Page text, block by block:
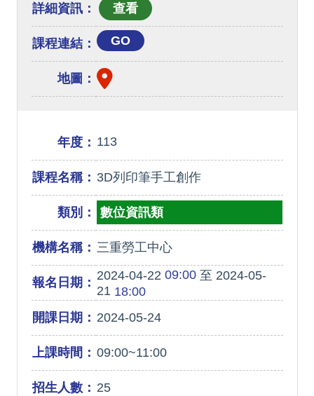
詳細資訊：
課程連結： GO
地圖：
年度： 113
課程名稱： 3D列印筆手工創作
類別： 數位資訊類
機構名稱： 三重勞工中心
報名日期： 2024-04-22 09:00至 2024-05-
2118:00
開課日期： 2024-05-24
上課時間： 09:00~11:00
招生人數： 25